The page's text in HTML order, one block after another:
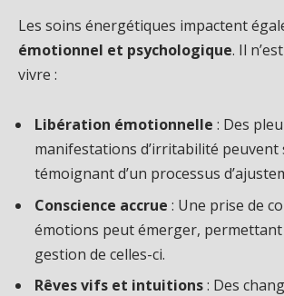
Les soins énergétiques impactent
émotionnel et psychologique. Il
vivre :
Libération émotionnelle : Des
manifestations d’irritabilité peuvent
témoignant d’un processus
Conscience accrue : Une prise de
émotions peut émerger,
gestion de celles-ci.
Rêves vifs et intuitions: Des